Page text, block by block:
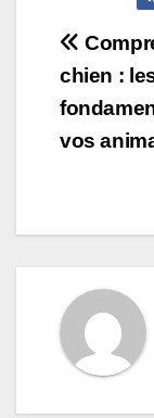
de
chien :
vos